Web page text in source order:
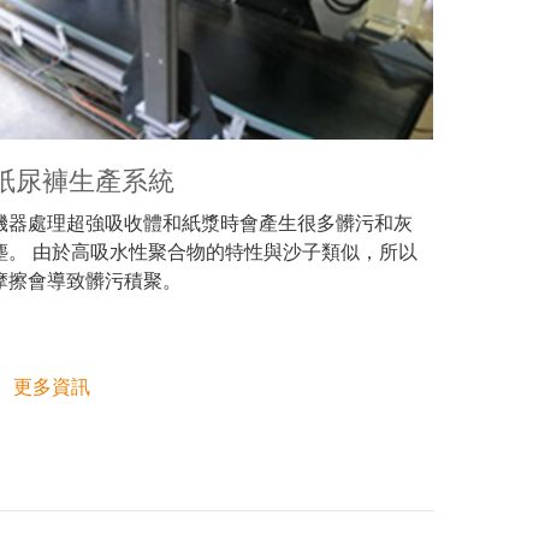
尿褲生產系統
器處理超強吸收體和紙漿時會產生很多髒污和灰
。 由於高吸水性聚合物的特性與沙子類似，所以
擦會導致髒污積聚。
更多資訊